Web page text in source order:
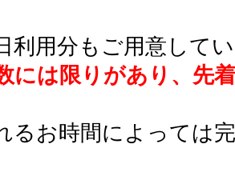
利用分もご用意して
には限りがあり、先
るお時間によっては